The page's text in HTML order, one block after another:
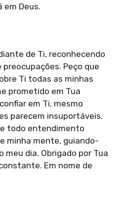
em Deus.
de Ti, reconhecendo
Peço que
Ti todas as minhas
prometido em Tua
em Ti, mesmo
parecem insuportáveis.
todo entendimento
minha mente, guiando-
meu dia. Obrigado por Tua
Em nome de